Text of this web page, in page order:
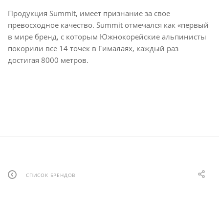
Продукция Summit, имеет признание за свое
превосходное качество. Summit отмечался как «первый
в мире бренд, с которым Южнокорейские альпинисты
покорили все 14 точек в Гималаях, каждый раз
достигая 8000 метров.
СПИСОК БРЕНДОВ